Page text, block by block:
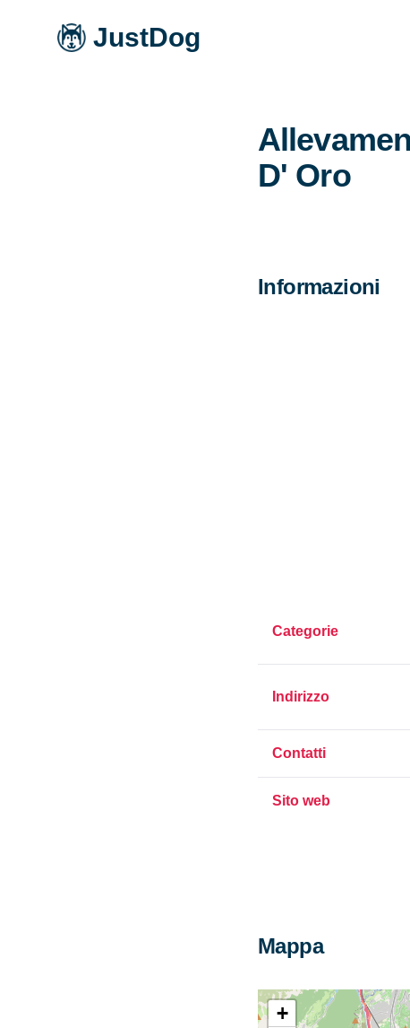
JustDog
D' Oro
Informazioni
Categorie
Indirizzo
Contatti
Sito web
Mappa
+